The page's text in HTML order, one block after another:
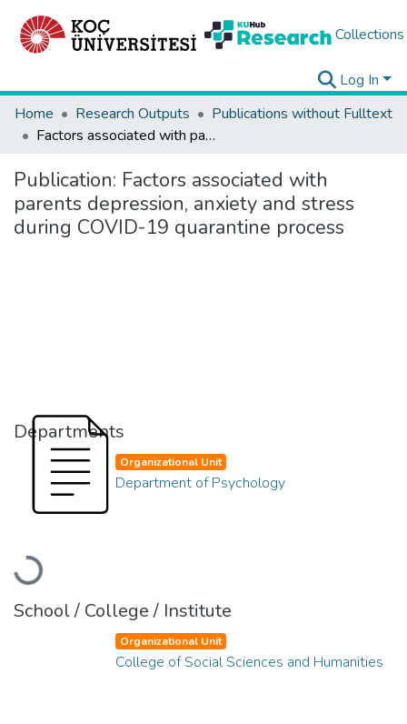
Collections
Log In
Home
Research Outputs
Publications without Fulltext
Factors associated with parents depression, anxiety and stress during COVID-19 quarantine process
Publication: Factors associated with
parents depression, anxiety and stress
during COVID-19 quarantine process
Departments
Loading...
Organizational Unit
Department of Psychology
School / College / Institute
Organizational Unit
College of Social Sciences and Humanities